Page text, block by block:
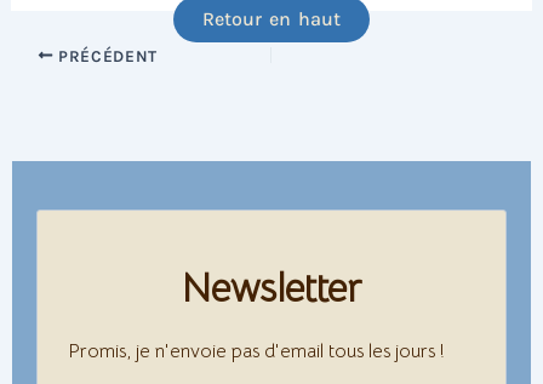
Retour en haut
PRÉCÉDENT